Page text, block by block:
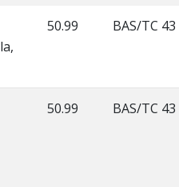
50.99 BAS/TC 43
50.99 BAS/TC 43